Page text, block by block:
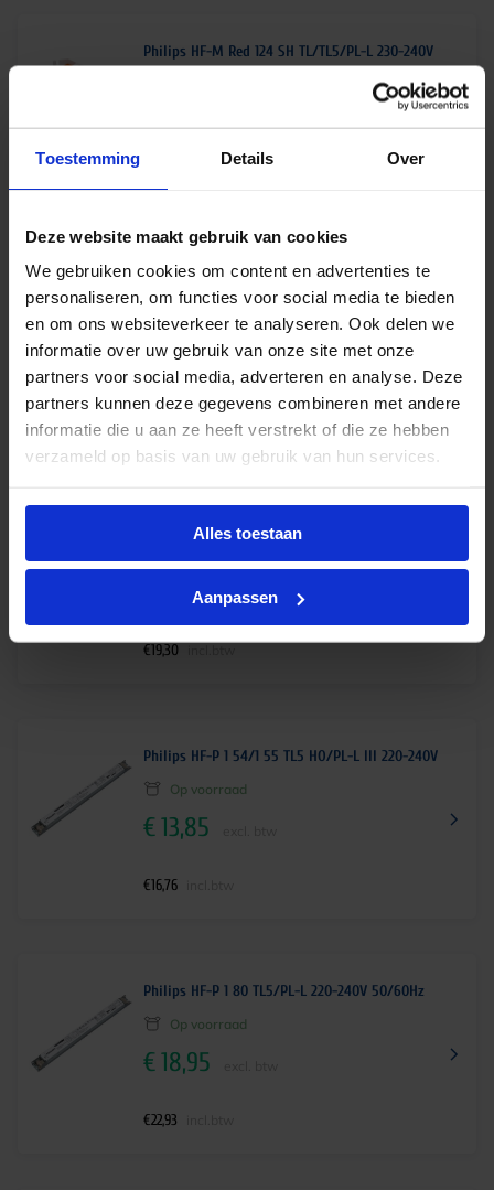
Toestemming Details Over
Deze website maakt gebruik van cookies
We gebruiken cookies om content en advertenties te
personaliseren, om functies voor social media te bieden
en om ons websiteverkeer te analyseren. Ook delen we
informatie over uw gebruik van onze site met onze
partners voor social media, adverteren en analyse. Deze
partners kunnen deze gegevens combineren met andere
informatie die u aan ze heeft verstrekt of die ze hebben
verzameld op basis van uw gebruik van hun services.
Alles toestaan
Aanpassen
Philips HF-M Red 124 SH TL/TL5/PL-L 230-240V
€12,85 excl. btw
Op voorraad
€ 14,00 excl. btw
€ 16,94 incl.btw
15,95 excl. btw
€19,30
Philips HF-P 1 54/1 55 TL5 HO/PL-L III 220-240V
Op voorraad
€13,85
€16,76
Philips HF-P 1 80 TL5/PL-L 220-240V 50/60Hz
Op voorraad
€18,95
€22,93